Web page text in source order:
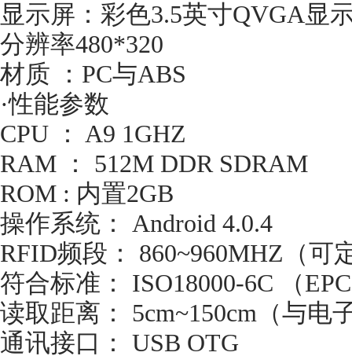
显示屏：彩色3.5英寸QVGA显
分辨率480*320
材质 ：PC与ABS
·性能参数
CPU ： A9 1GHZ
RAM ： 512M DDR SDRAM
ROM : 内置2GB
操作系统： Android 4.0.4
RFID频段： 860~960MHZ（可
符合标准： ISO18000-6C （
读取距离： 5cm~150cm（与电
通讯接口： USB OTG